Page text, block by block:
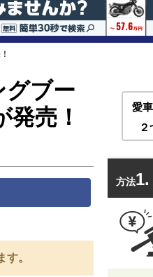
グブー
売！
。
愛
方法1.